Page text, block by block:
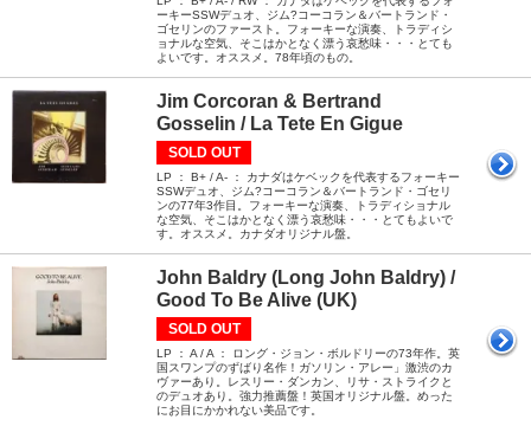
ーキーSSWデュオ、ジム?コーコラン＆バートランド・
ゴセリンのファースト。フォーキーな演奏、トラディシ
ョナルな空気、そこはかとなく漂う哀愁味・・・とても
よいです。オススメ。78年頃のもの。
Jim Corcoran & Bertrand
Gosselin / La Tete En Gigue
SOLD OUT
LP ： B+ / A- ： カナダはケベックを代表するフォーキー
SSWデュオ、ジム?コーコラン＆バートランド・ゴセリ
ンの77年3作目。フォーキーな演奏、トラディショナル
な空気、そこはかとなく漂う哀愁味・・・とてもよいで
す。オススメ。カナダオリジナル盤。
John Baldry (Long John Baldry) /
Good To Be Alive (UK)
SOLD OUT
LP ： A / A ： ロング・ジョン・ボルドリーの73年作。英
国スワンプのずばり名作！ガソリン・アレー」激渋のカ
ヴァーあり。レスリー・ダンカン、リサ・ストライクと
のデュオあり。強力推薦盤！英国オリジナル盤。めった
にお目にかかれない美品です。